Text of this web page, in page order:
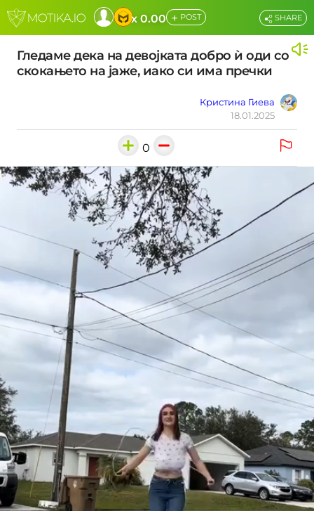
x 0.00 + POST
Гледаме дека на девојката добро ѝ оди со
скокањето на јаже, иако си има пречки
Кристина Гиева
18.01.2025
SHARE
0